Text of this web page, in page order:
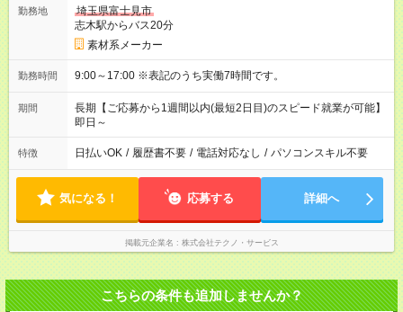
勤務地
埼玉県富士見市
志木駅からバス20分
素材系メーカー
勤務時間 9:00～17:00 ※表記のうち実働7時間です。
期間
長期【ご応募から1週間以内(最短2日目)のスピード就業が可能】
即日～
特徴 日払いOK / 履歴書不要 / 電話対応なし / パソコンスキル不要
気になる！ 応募する 詳細へ
掲載元企業名 株式会社テクノ・サービス
こちらの条件も追加しませんか？